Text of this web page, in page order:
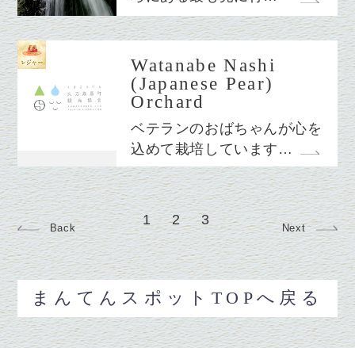
Watanabe Nashi
(Japanese Pear)
Orchard
ベテランのおばちゃんが心を
込めて栽培しています…
Back
1 2 3
Next
まんてんスポットTOPへ戻る